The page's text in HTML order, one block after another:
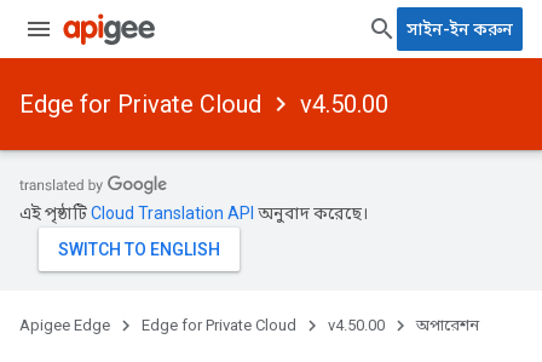
সাইন-ইন করুন
Edge for Private Cloud v4.50.00
এই পৃষ্ঠাটিCloud Translation API অনুবাদ করেছে।
Apigee Edge Edge for Private Cloud v4.50.00 অপারেশন